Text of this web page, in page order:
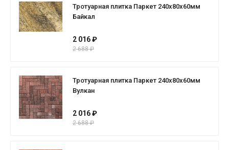
Тротуарная плитка Паркет 240x80x60мм
Байкал
2 016 ₽
2 688 ₽
Тротуарная плитка Паркет 240x80x60мм
Вулкан
2 016 ₽
2 688 ₽